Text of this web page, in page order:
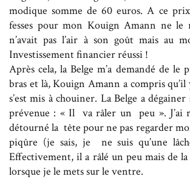
modique somme de 60 euros. A ce
fesses pour mon Kouign Amann ne le
n’avait pas l’air à son goût mais au
Investissement financier réussi !
Après cela, la Belge m’a demandé de le
bras et là, Kouign Amann a compris
s’est mis à chouiner. La Belge a dégainer
prévenue : « Il va râler un peu ». J’ai
détourné la tête pour ne pas regarder
piqûre (je sais, je ne suis qu’une
Effectivement, il a râlé un peu mais de
lorsque je le mets sur le ventre.